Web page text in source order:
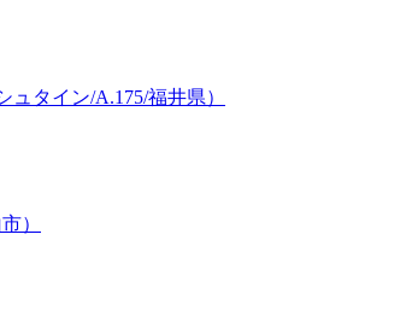
タイン/A.175/福井県）
）